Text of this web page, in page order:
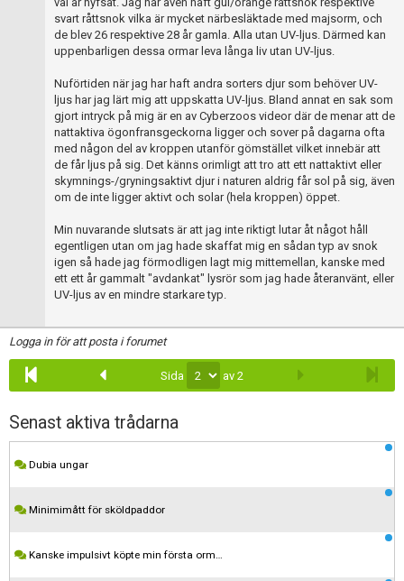
svart råttsnok vilka är mycket närbesläktade med majsorm, och
de blev 26 respektive 28 år gamla. Alla utan UV-ljus. Därmed kan
uppenbarligen dessa ormar leva långa liv utan UV-ljus.
Nuförtiden när jag har haft andra sorters djur som behöver UV-
ljus har jag lärt mig att uppskatta UV-ljus. Bland annat en sak som
gjort intryck på mig är en av Cyberzoos videor där de menar att de
nattaktiva ögonfransgeckorna ligger och sover på dagarna ofta
med någon del av kroppen utanför gömstället vilket innebär att
de får ljus på sig. Det känns orimligt att tro att ett nattaktivt eller
skymnings-/gryningsaktivt djur i naturen aldrig får sol på sig, även
om de inte ligger aktivt och solar (hela kroppen) öppet.
Min nuvarande slutsats är att jag inte riktigt lutar åt något håll
egentligen utan om jag hade skaffat mig en sådan typ av snok
igen så hade jag förmodligen lagt mig mittemellan, kanske med
ett ett år gammalt "avdankat" lysrör som jag hade återanvänt, eller
UV-ljus av en mindre starkare typ.
Logga in för att posta i forumet
Sida av 2
Senast aktiva trådarna
Dubia ungar
Minimimått för sköldpaddor
Kanske impulsivt köpte min första orm…